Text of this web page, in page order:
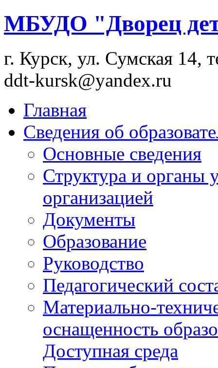
МБУДО "Дворец
г. Курск, ул. Сумская 14,
ddt-kursk@yandex.ru
Главная
Сведения об
Основные сведения
Структура и органы
организацией
Документы
Образование
Руководство
Педагогический
Материально-
оснащенность
Доступная среда